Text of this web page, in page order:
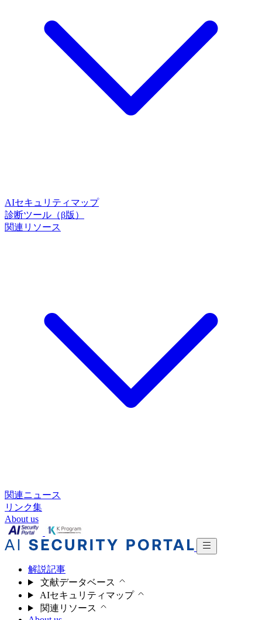
AIセキュリティマップ
診断ツール（β版）
関連リソース
関連ニュース
リンク集
About us
解説記事
文献データベース
AIセキュリティマップ
関連リソース